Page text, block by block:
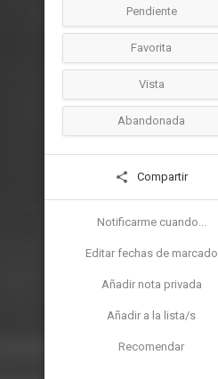
Pendiente
Favorita
Vista
Abandonada
Compartir
Notificarme cuando...
Editar fechas de marcado
Añadir nota privada
Añadir a la lista/s
Recomendar